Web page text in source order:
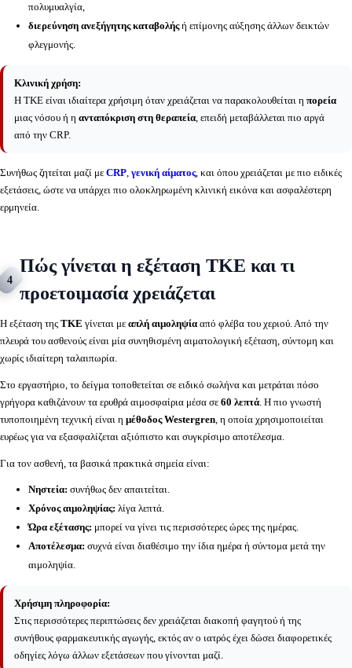
πολυμυαλγία,
διερεύνηση ανεξήγητης καταβολήςή επίμονης αύξησης άλλων δεικτών
φλεγμονής.
Κλινική χρήση:
Η ΤΚΕ είναι ιδιαίτερα χρήσιμη όταν χρειάζεται να παρακολουθείται η πορεία
μιας νόσου ή η ανταπόκριση στη θεραπεία, επειδή μεταβάλλεται πιο αργά
από την CRP.
Συνήθως ζητείται μαζί με CRP, γενική αίματος, και όπου χρειάζεται με πιο ειδικές
εξετάσεις, ώστε να υπάρχει πιο ολοκληρωμένη κλινική εικόνα και ασφαλέστερη
ερμηνεία.
4
Πώς γίνεται η εξέταση ΤΚΕ και τι
προετοιμασία χρειάζεται
Η εξέταση της ΤΚΕ γίνεται με απλή αιμοληψία από φλέβα του χεριού. Από την
πλευρά του ασθενούς είναι μία συνηθισμένη αιματολογική εξέταση, σύντομη και
χωρίς ιδιαίτερη ταλαιπωρία.
Στο εργαστήριο, το δείγμα τοποθετείται σε ειδικό σωλήνα και μετράται πόσο
γρήγορα καθιζάνουν τα ερυθρά αιμοσφαίρια μέσα σε 60 λεπτά. Η πιο γνωστή
τυποποιημένη τεχνική είναι η μέθοδος Westergren, η οποία χρησιμοποιείται
ευρέως για να εξασφαλίζεται αξιόπιστο και συγκρίσιμο αποτέλεσμα.
Για τον ασθενή, τα βασικά πρακτικά σημεία είναι:
Νηστεία: συνήθως δεν απαιτείται.
Χρόνος αιμοληψίας: λίγα λεπτά.
Ώρα εξέτασης: μπορεί να γίνει τις περισσότερες ώρες της ημέρας.
Αποτέλεσμα: συχνά είναι διαθέσιμο την ίδια ημέρα ή σύντομα μετά την
αιμοληψία.
Χρήσιμη πληροφορία:
Στις περισσότερες περιπτώσεις δεν χρειάζεται διακοπή φαγητού ή της
συνήθους φαρμακευτικής αγωγής, εκτός αν ο ιατρός έχει δώσει διαφορετικές
οδηγίες λόγω άλλων εξετάσεων που γίνονται μαζί.